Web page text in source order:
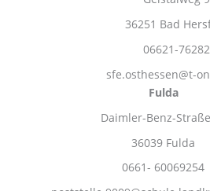
36251 Bad
06621-76282
sfe.osthessen@t-
Fulda
Daimler-Benz-
36039 Fulda
0661- 60069254